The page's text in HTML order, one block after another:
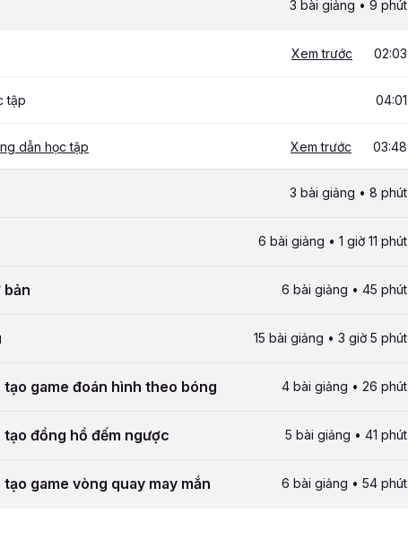
3 bài giảng • 9 phút
Xem trước 02:03
tập 04:01
dẫn học tập Xem trước 03:48
3 bài giảng • 8 phút
6 bài giảng • 1 giờ 11 phút
bản 6 bài giảng • 45 phút
15 bài giảng • 3 giờ 5 phút
game đoán hình theo bóng 4 bài giảng • 26 phút
đồng hồ đếm ngược 5 bài giảng • 41 phút
game vòng quay may mắn 6 bài giảng • 54 phút